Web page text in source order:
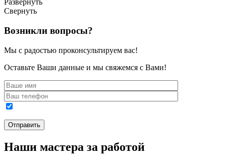
Развернуть
Свернуть
Возникли вопросы?
Мы с радостью проконсультируем вас!
Оставьте Ваши данные и мы свяжемся с Вами!
Наши мастера за работой